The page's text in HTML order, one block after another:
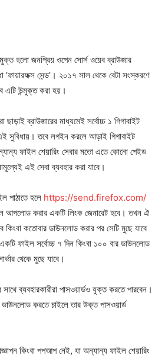
হলো জনপ্রিয় ওপেন সোর্স ওয়েব ব্রাউজার
‘ফায়ারফক্স সেন্ড’। ২০১৭ সাল থেকে বেটা সংস্করণে
এটি উন্মুক্ত করা হয়।
ছাড়াই ব্রাউজারের মাধ্যমেই সর্বোচ্চ ১ গিগাবাইট
সুবিধায়। তবে লগইন করলে আড়াই গিগাবাইট
ফাইল শেয়ারিং সেবার মতো এতে কোনো পেইড
এই সেবা ব্যবহার করা যাবে।
পাঠাতে হলে https://send.firefox.com/
আপলোড করার একটি লিংক জেনারেট হবে। তখন ঐ
কিংবা কতোবার ডাউনলোড করার পর সেটি মুছে যাবে
একটি ফাইল সর্বোচ্চ ৭ দিন কিংবা ১০০ বার ডাউনলোড
থেকে মুছে যাবে।
ব্যবহারকারীরা পাসওয়ার্ডও যুক্ত করতে পারবেন।
করতে চাইলে তার উক্ত পাসওয়ার্ড
কিংবা পপআপ নেই, যা অন্যান্য ফাইল শেয়ারিং